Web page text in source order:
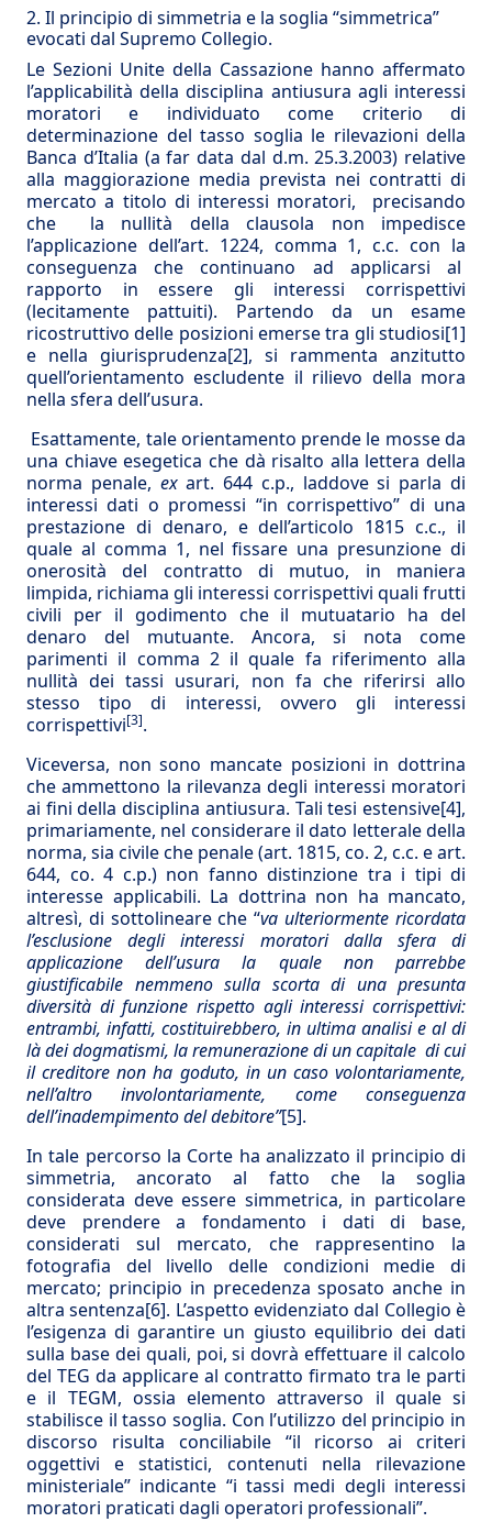
2. Il principio di simmetria e la soglia “simmetrica”
evocati dal Supremo Collegio.
Le Sezioni Unite della Cassazione hanno affermato
l’applicabilità della disciplina antiusura agli interessi
moratori e individuato come criterio di
determinazione del tasso soglia le rilevazioni della
Banca d’Italia (a far data dal d.m. 25.3.2003) relative
alla maggiorazione media prevista nei contratti di
mercato a titolo di interessi moratori, precisando
che la nullità della clausola non impedisce
l’applicazione dell’art. 1224, comma 1, c.c. con la
conseguenza che continuano ad applicarsi al
rapporto in essere gli interessi corrispettivi
(lecitamente pattuiti). Partendo da un esame
ricostruttivo delle posizioni emerse tra gli studiosi[1]
e nella giurisprudenza[2], si rammenta anzitutto
quell’orientamento escludente il rilievo della mora
nella sfera dell’usura.
Esattamente, tale orientamento prende le mosse da
una chiave esegetica che dà risalto alla lettera della
norma penale, exart. 644 c.p., laddove si parla di
interessi dati o promessi “in corrispettivo” di una
prestazione di denaro, e dell’articolo 1815 c.c., il
quale al comma 1, nel fissare una presunzione di
onerosità del contratto di mutuo, in maniera
limpida, richiama gli interessi corrispettivi quali frutti
civili per il godimento che il mutuatario ha del
denaro del mutuante. Ancora, si nota come
parimenti il comma 2 il quale fa riferimento alla
nullità dei tassi usurari, non fa che riferirsi allo
stesso tipo di interessi, ovvero gli interessi
corrispettivi[3].
Viceversa, non sono mancate posizioni in dottrina
che ammettono la rilevanza degli interessi moratori
ai fini della disciplina antiusura. Tali tesi estensive[4],
primariamente, nel considerare il dato letterale della
norma, sia civile che penale (art. 1815, co. 2, c.c. e art.
644, co. 4 c.p.) non fanno distinzione tra i tipi di
interesse applicabili. La dottrina non ha mancato,
altresì, di sottolineare che “va ulteriormente ricordata
l’esclusione degli interessi moratori dalla sfera di
applicazione dell’usura la quale non parrebbe
giustificabile nemmeno sulla scorta di una presunta
diversità di funzione rispetto agli interessi corrispettivi:
entrambi, infatti, costituirebbero, in ultima analisi e al di
là dei dogmatismi, la remunerazione di un capitale di cui
il creditore non ha goduto, in un caso volontariamente,
nell’altro involontariamente, come conseguenza
dell’inadempimento del debitore”[5].
In tale percorso la Corte ha analizzato il principio di
simmetria, ancorato al fatto che la soglia
considerata deve essere simmetrica, in particolare
deve prendere a fondamento i dati di base,
considerati sul mercato, che rappresentino la
fotografia del livello delle condizioni medie di
mercato; principio in precedenza sposato anche in
altra sentenza[6]. L’aspetto evidenziato dal Collegio è
l’esigenza di garantire un giusto equilibrio dei dati
sulla base dei quali, poi, si dovrà effettuare il calcolo
del TEG da applicare al contratto firmato tra le parti
e il TEGM, ossia elemento attraverso il quale si
stabilisce il tasso soglia. Con l’utilizzo del principio in
discorso risulta conciliabile “il ricorso ai criteri
oggettivi e statistici, contenuti nella rilevazione
ministeriale” indicante “i tassi medi degli interessi
moratori praticati dagli operatori professionali”.